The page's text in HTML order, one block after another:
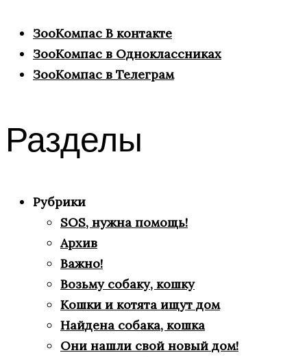
ЗооКомпас В контакте
ЗооКомпас в Одноклассниках
ЗооКомпас в Телеграм
Разделы
Рубрики
SOS, нужна помощь!
Архив
Важно!
Возьму собаку, кошку
Кошки и котята ищут дом
Найдена собака, кошка
Они нашли свой новый дом!